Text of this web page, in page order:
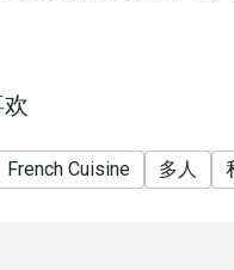
French Cuisine 多人